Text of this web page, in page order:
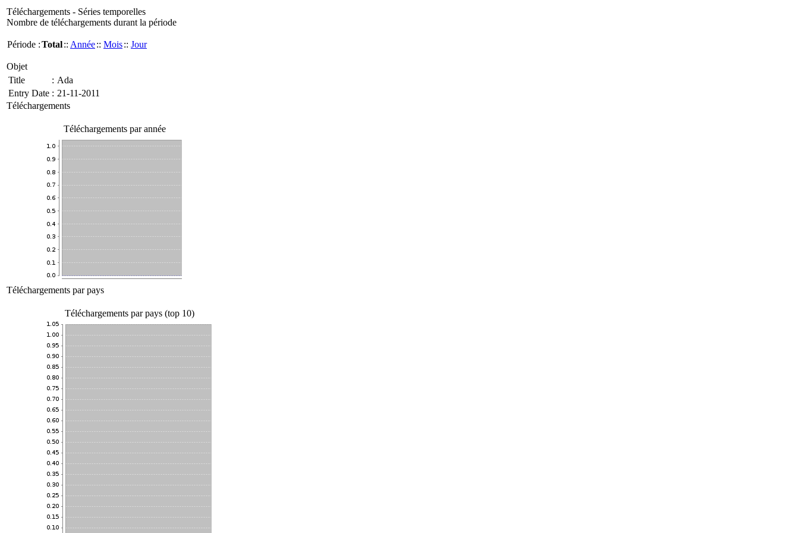
Téléchargements - Séries temporelles
Nombre de téléchargements durant la période
Période :Total:: Année:: Mois:: Jour
Objet
Title
: Ada
Entry Date : 21-11-2011
Téléchargements
Téléchargements par année
Téléchargements par pays
Téléchargements par pays (top 10)